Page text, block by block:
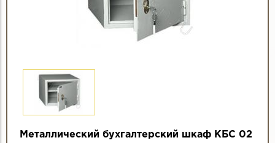
Металлический бухгалтерский шкаф КБС 02